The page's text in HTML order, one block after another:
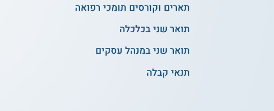
תארים וקורסים תומכי רפואה
תואר שני בכלכלה
תואר שני במנהל עסקים
תנאי קבלה